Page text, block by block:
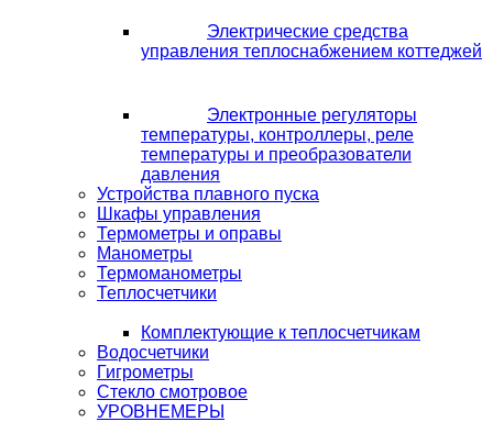
Электрические средства
управления теплоснабжением коттеджей
Электронные регуляторы
температуры, контроллеры, реле
температуры и преобразователи
давления
Устройства плавного пуска
Шкафы управления
Термометры и оправы
Манометры
Термоманометры
Теплосчетчики
Комплектующие к теплосчетчикам
Водосчетчики
Гигрометры
Стекло смотровое
УРОВНЕМЕРЫ